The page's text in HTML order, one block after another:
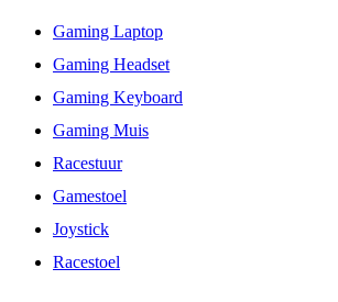
Gaming Laptop
Gaming Headset
Gaming Keyboard
Gaming Muis
Racestuur
Gamestoel
Joystick
Racestoel